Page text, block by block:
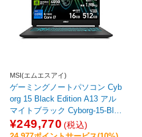
MSI(エムエスアイ)
ゲーミングノートパソコン Cyb
org 15 Black Edition A13 アル
マイトブラック Cyborg-15-Blac
k-Edition-A13VEO-5799JP [15.
6型 /Windows11 Home /intel Co
¥249,770 (税込)